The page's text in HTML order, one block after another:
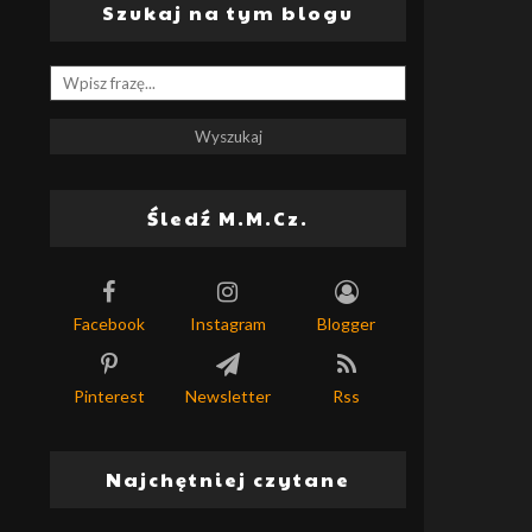
Szukaj na tym blogu
Śledź M.M.Cz.
Facebook Instagram Blogger
Pinterest Newsletter Rss
Najchętniej czytane